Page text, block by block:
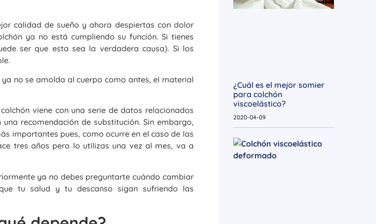
calidad de sueño y ahora despiertas con dolor
ya no está cumpliendo su función. Si tienes
ser que esta sea la verdadera causa). Si los
no se amolda al cuerpo como antes, el material
viene con una serie de datos relacionados
recomendación de substitución. Sin embargo,
importantes pues, como ocurre en el caso de las
tres años pero lo utilizas una vez al mes, va a
ya no debes preguntarte cuándo cambiar
tu salud y tu descanso sigan sufriendo las
¿Cuál es el mejor somier
para colchón
viscoelástico?
2020-04-09